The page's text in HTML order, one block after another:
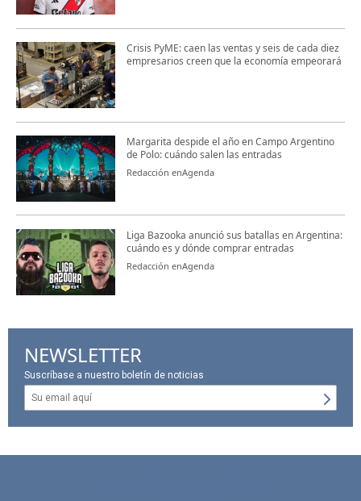
Crisis PyME: caen las ventas y seis de cada diez
empresarios creen que la economía empeorará
Margarita despide el año en Campo Argentino
de Polo: cuándo salen las entradas
Redacción enAgenda
Liga Bazooka anunció sus batallas en Argentina:
cuándo es y dónde comprar entradas
Redacción enAgenda
NEWSLETTER
Suscríbase a nuestro boletín de noticias